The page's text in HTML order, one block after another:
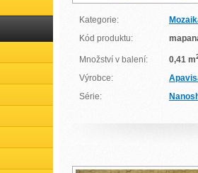
Kategorie:
Kód produktu:
Množství v balení: 0,41 m
Výrobce:
Série: